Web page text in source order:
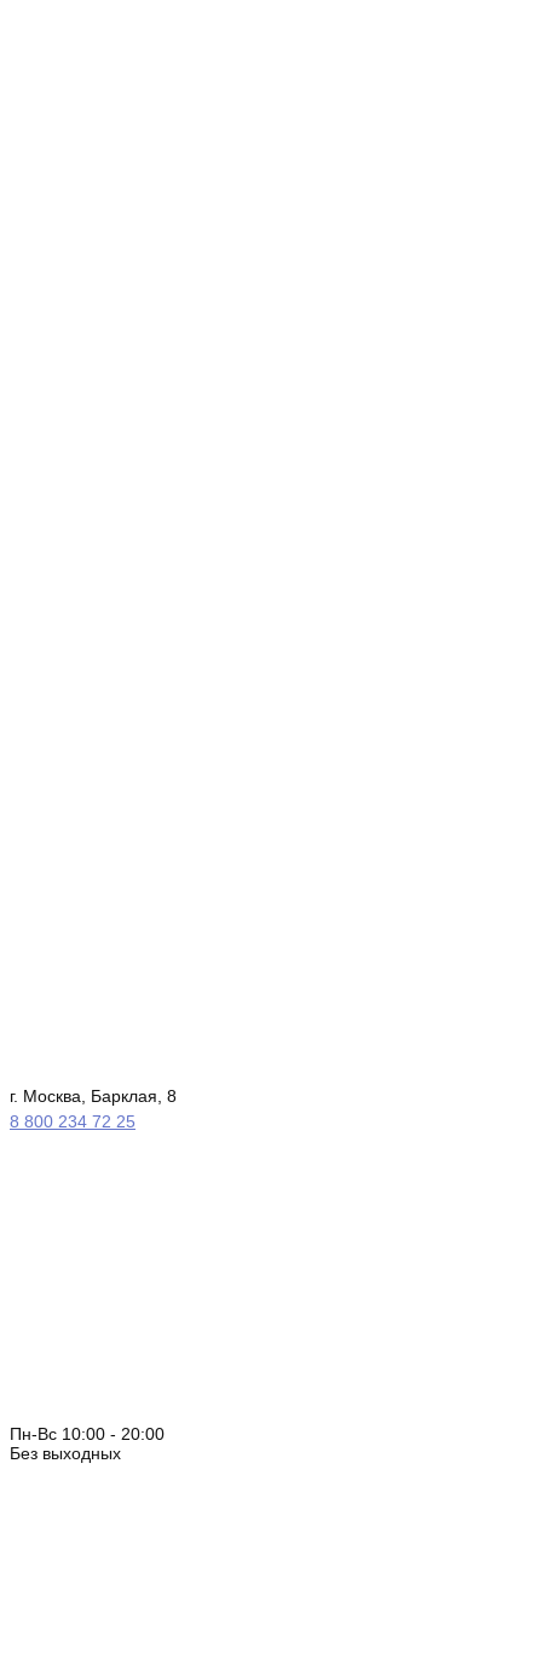
г. Москва, Барклая, 8
8 800 234 72 25
Пн-Вс 10:00 - 20:00
Без выходных